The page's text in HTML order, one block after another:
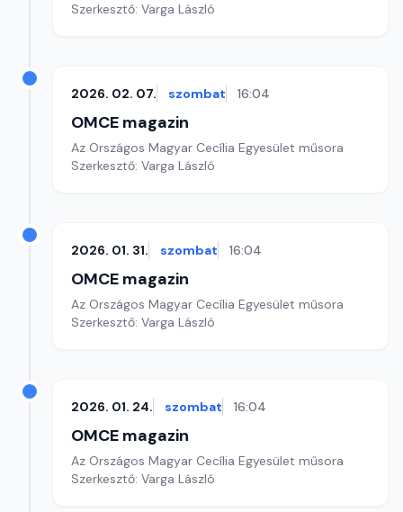
Szerkesztő: Varga László
2026. 02. 07. szombat 16:04
OMCE magazin
Az Országos Magyar Cecília Egyesület műsora
Szerkesztő: Varga László
2026. 01. 31. szombat 16:04
OMCE magazin
Az Országos Magyar Cecília Egyesület műsora
Szerkesztő: Varga László
2026. 01. 24. szombat 16:04
OMCE magazin
Az Országos Magyar Cecília Egyesület műsora
Szerkesztő: Varga László